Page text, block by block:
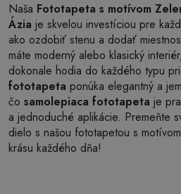
Naša Fototapeta s motívom
Ázia je skvelou investíciou pre
ako ozdobiť stenu a dodať
máte moderný alebo klasický
dokonale hodia do každého typu
fototapeta ponúka elegantný a
čo samolepiaca fototapeta je
a jednoduché aplikácie. Premeňte
dielo s našou fototapetou s
krásu každého dňa!